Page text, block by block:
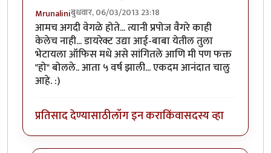
Mrunaliniबुधवार, 06/03/2013 23:18
आमच अगदी वेगळे होते... त्यानी प्रपोज वैगरे काही
केलेच नाही... डायरेक्ट उद्या आई-बाबा येतील तुला
भेटायला ऑफिस मधे असे सांगितले आणि मी पण फक्त
"हो" बोलले.. आता ५ वर्ष झाली... एकदम आनंदात चालु
आहे. :)
प्रतिसाद देण्यासाठीलॉग इन कराकिंवासदस्य व्हा